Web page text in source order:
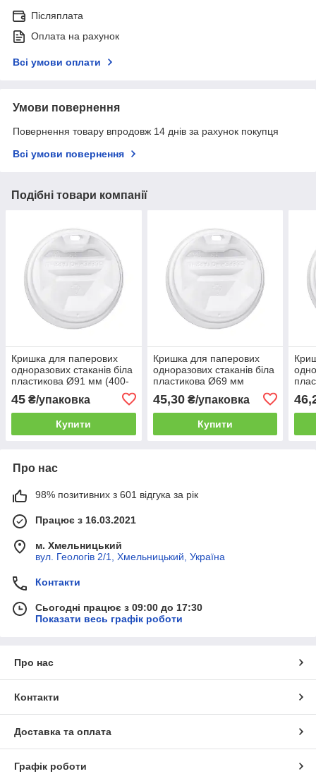
Післяплата
Оплата на рахунок
Всі умови оплати
Умови повернення
Повернення товару впродовж 14 днів за рахунок покупця
Всі умови повернення
Подібні товари компанії
Кришка для паперових
одноразових стаканів біла
пластикова Ø91 мм (400-
(1ящ/40уп/2000шт)
45 ₴/упаковка
Купити
Кришка для паперових
одноразових стаканів біла
пластикова Ø69 мм
(1ящ/60уп/3000шт)
45,30₴/упаковка
Купити
Про нас
98% позитивних з 601 відгука за рік
Працює з 16.03.2021
м. Хмельницький
вул. Геологів 2/1, Хмельницький, Україна
Контакти
Сьогодні працює з 09:00 до 17:30
Показати весь графік роботи
Про нас
Контакти
Доставка та оплата
Графік роботи